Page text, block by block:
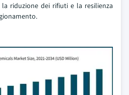
riduzione dei rifiuti e la resilienza